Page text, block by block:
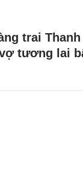
trai
tương lai